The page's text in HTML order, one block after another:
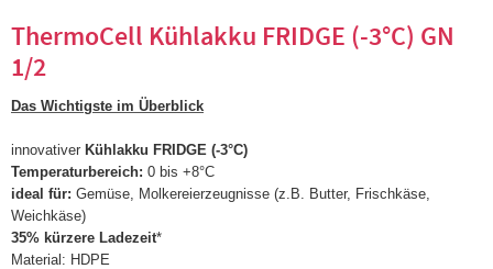
ThermoCell Kühlakku FRIDGE (-3°C) GN
1/2
Das Wichtigste im Überblick
innovativer Kühlakku FRIDGE (-3°C)
Temperaturbereich: 0 bis +8°C
ideal für: Gemüse, Molkereierzeugnisse (z.B. Butter, Frischkäse,
Weichkäse)
35% kürzere Ladezeit*
Material: HDPE